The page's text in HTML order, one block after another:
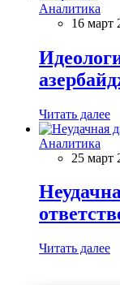
Аналитика
16 март
Читать далее
Аналитика
25 март
Читать далее